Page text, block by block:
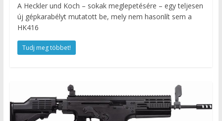
A Heckler und Koch – sokak meglepetésére – egy teljesen
új gépkarabélyt mutatott be, mely nem hasonlít sem a
HK416
Tudj meg többet!